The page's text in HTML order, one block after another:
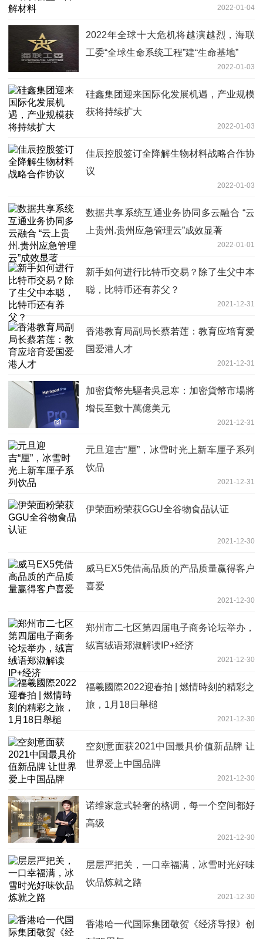
2022-01-04
2022年全球十大危机将越演越烈，海联
工委“全球生命系统工程”建“生命基地”
2022-01-03
硅鑫集团迎来国际化发展机遇，产业规模
获将持续扩大
2022-01-03
佳辰控股签订全降解生物材料战略合作协
议
2022-01-03
数据共享系统互通业务协同多云融合 “云
上贵州.贵州应急管理云”成效显著
2022-01-01
新手如何进行比特币交易？除了生父中本
聪，比特币还有养父？
2021-12-31
香港教育局副局长蔡若莲：教育应培育爱
国爱港人才
2021-12-31
加密貨幣先驅者吳忌寒：加密貨幣市場將
增長至數十萬億美元
2021-12-31
元旦迎吉“厘”，冰雪时光上新车厘子系列
饮品
2021-12-31
伊荣面粉荣获GGU全谷物食品认证
2021-12-30
威马EX5凭借高品质的产品质量赢得客户
喜爱
2021-12-30
郑州市二七区第四届电子商务论坛举办，
绒言绒语郑淑解读IP+经济
2021-12-30
福羲國際2022迎春拍 | 燃情時刻的精彩之
旅，1月18日舉槌
2021-12-30
空刻意面获2021中国最具价值新品牌 让
世界爱上中国品牌
2021-12-30
诺维家意式轻奢的格调，每一个空间都好
高级
2021-12-30
层层严把关，一口幸福满，冰雪时光好味
饮品炼就之路
2021-12-30
香港哈一代国际集团敬贺《经济导报》创